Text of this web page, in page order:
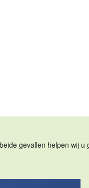
gevallen helpen wij